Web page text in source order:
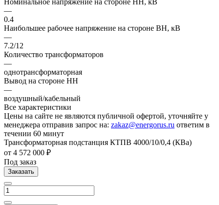
—
0.4
Наибольшее рабочее напряжение на стороне ВН, кВ
—
7.2/12
Количество трансформаторов
—
однотрансформаторная
Вывод на стороне НН
—
воздушный/кабельный
Все характеристики
Цены на сайте не являются публичной офертой, уточняйте у
менеджера отправив запрос на: zakaz@energorus.ru ответим в
течении 60 минут
Трансформаторная подстанция КТПВ 4000/10/0,4 (КВа)
от 4 572 000 ₽
Под заказ
Заказать